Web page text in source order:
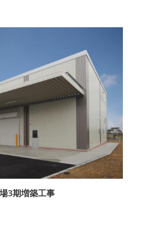
3期増築工事